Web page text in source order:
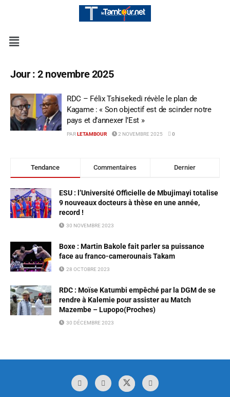
Jour :2 novembre 2025
RDC – Félix Tshisekedi révèle le plan de
Kagame : « Son objectif est de scinder notre
pays et d’annexer l’Est »
PAR LETAMBOUR 2 NOVEMBRE 2025 0
Tendance Commentaires Dernier
ESU : l’Université Officielle de Mbujimayi totalise
9 nouveaux docteurs à thèse en une année,
record !
30 NOVEMBRE 2023
Boxe : Martin Bakole fait parler sa puissance
face au franco-camerounais Takam
28 OCTOBRE 2023
RDC : Moïse Katumbi empêché par la DGM de se
rendre à Kalemie pour assister au Match
Mazembe – Lupopo(Proches)
30 DÉCEMBRE 2023